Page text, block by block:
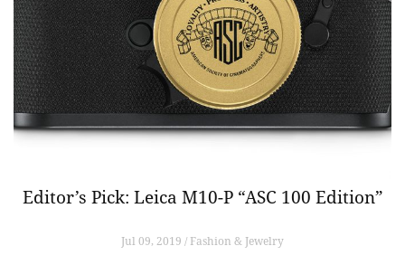
Editor’s Pick: Leica M10-P “ASC 100 Edition”
Jul 09, 2019 / Fashion & Jewelry